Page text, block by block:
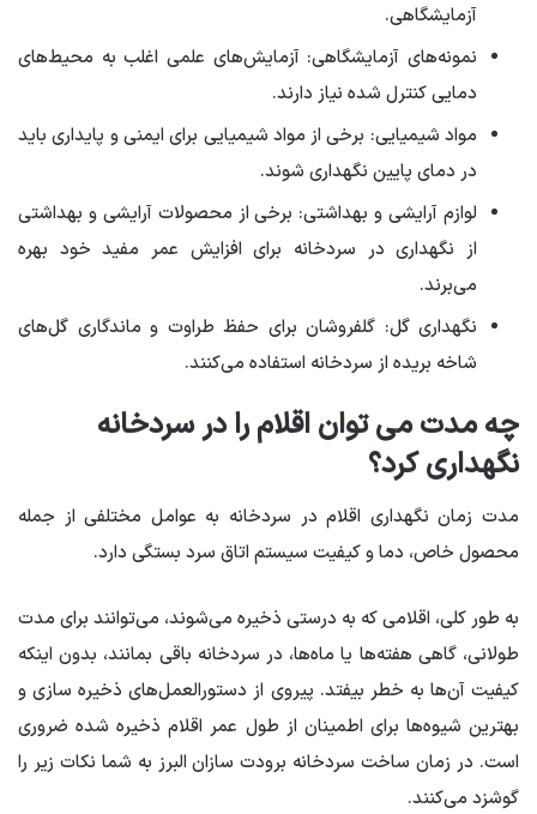
آزمایشگاهی.
نمونه‌های آزمایشگاهی: آزمایش‌های علمی اغلب به محیط‌های
دمایی کنترل شده نیاز دارند.
مواد شیمیایی: برخی از مواد شیمیایی برای ایمنی و پایداری باید
در دمای پایین نگهداری شوند.
لوازم آرایشی و بهداشتی: برخی از محصولات آرایشی و بهداشتی
از نگهداری در سردخانه برای افزایش عمر مفید خود بهره
می‌برند.
نگهداری گل: گلفروشان برای حفظ طراوت و ماندگاری گل‌های
شاخه بریده از سردخانه استفاده می‌کنند.
چه مدت می توان اقلام را در سردخانه
نگهداری کرد؟
مدت زمان نگهداری اقلام در سردخانه به عوامل مختلفی از جمله
محصول خاص، دما و کیفیت سیستم اتاق سرد بستگی دارد.
به طور کلی، اقلامی که به درستی ذخیره می‌شوند، می‌توانند برای مدت
طولانی، گاهی هفته‌ها یا ماه‌ها، در سردخانه باقی بمانند، بدون اینکه
کیفیت آن‌ها به خطر بیفتد. پیروی از دستورالعمل‌های ذخیره سازی و
بهترین شیوه‌ها برای اطمینان از طول عمر اقلام ذخیره شده ضروری
است. در زمان ساخت سردخانه برودت سازان البرز به شما نکات زیر را
گوشزد می‌کنند.